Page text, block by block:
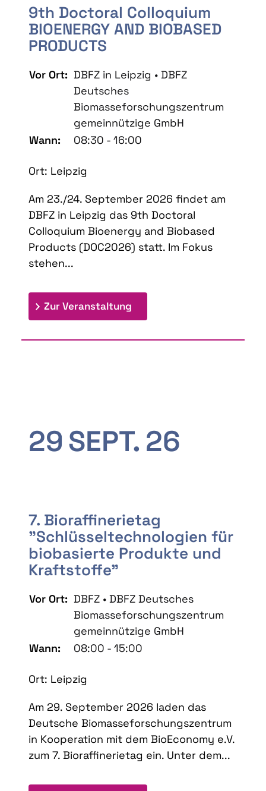
9th Doctoral Colloquium
BIOENERGY AND BIOBASED
PRODUCTS
Vor Ort: DBFZ in Leipzig • DBFZ
Deutsches
Biomasseforschungszentrum
gemeinnützige GmbH
Wann:
08:30 - 16:00
Ort: Leipzig
Am 23./24. September 2026 findet am
DBFZ in Leipzig das 9th Doctoral
Colloquium Bioenergy and Biobased
Products (DOC2026) statt. Im Fokus
stehen...
Zur Veranstaltung
29SEPT. 26
7. Bioraffinerietag
"Schlüsseltechnologien für
biobasierte Produkte und
Kraftstoffe"
Vor Ort: DBFZ • DBFZ Deutsches
Biomasseforschungszentrum
gemeinnützige GmbH
Wann:
08:00 - 15:00
Ort: Leipzig
Am 29. September 2026 laden das
Deutsche Biomasseforschungszentrum
in Kooperation mit dem BioEconomy e.V.
zum 7. Bioraffinerietag ein. Unter dem...